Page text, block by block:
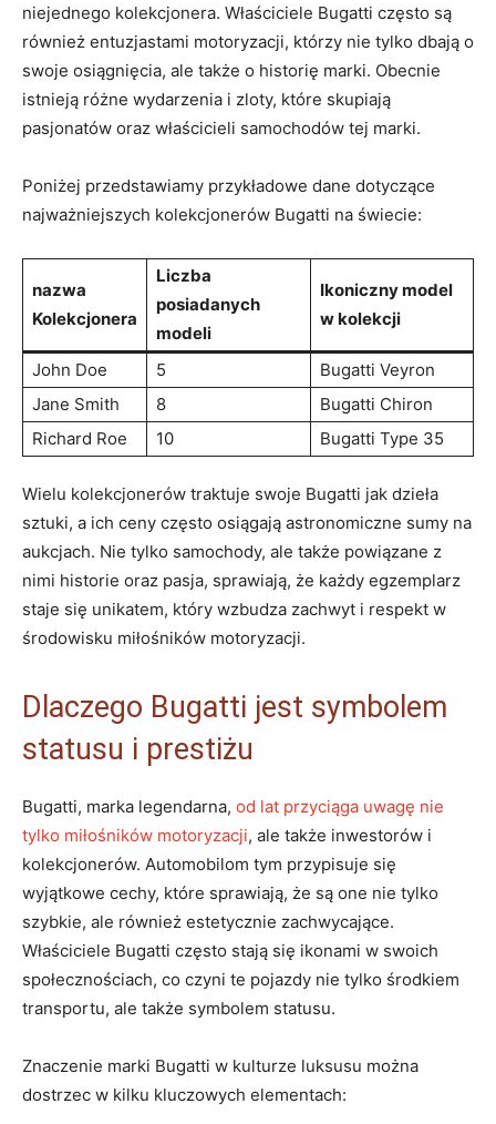
niejednego kolekcjonera. Właściciele Bugatti często są
również entuzjastami motoryzacji, którzy nie tylko dbają o
swoje osiągnięcia, ale także o ‍historię marki. Obecnie
istnieją różne wydarzenia i zloty, które skupiają
pasjonatów oraz właścicieli samochodów‌ tej marki.
Poniżej przedstawiamy ⁤przykładowe dane‍ dotyczące
‌najważniejszych kolekcjonerów Bugatti⁢ na świecie:
nazwa
⁣Kolekcjonera
Liczba
posiadanych
modeli
Ikoniczny model
w kolekcji
John Doe 5
Bugatti Veyron
Jane Smith
8
Bugatti⁣ Chiron
Richard Roe
10 Bugatti Type 35
Wielu kolekcjonerów traktuje swoje Bugatti jak‍ dzieła
sztuki, a ich ceny ​często⁤ osiągają astronomiczne sumy na
​aukcjach. Nie tylko samochody, ale także powiązane z
nimi historie oraz pasja, sprawiają, że każdy egzemplarz
staje się unikatem, ⁣który wzbudza zachwyt i ‍respekt w
środowisku miłośników‍ motoryzacji.
Dlaczego Bugatti jest symbolem
statusu i prestiżu
Bugatti, marka legendarna, od lat przyciąga uwagę nie
tylko miłośników motoryzacji, ale także inwestorów i
kolekcjonerów. Automobilom tym przypisuje się
wyjątkowe cechy, które sprawiają, że są one​ nie tylko
szybkie, ale również estetycznie zachwycające.
Właściciele Bugatti często stają się ikonami w swoich
‍społecznościach, co czyni te pojazdy nie‌ tylko środkiem
transportu, ale także symbolem statusu.
Znaczenie marki Bugatti w kulturze luksusu‌ można
dostrzec w kilku kluczowych elementach: